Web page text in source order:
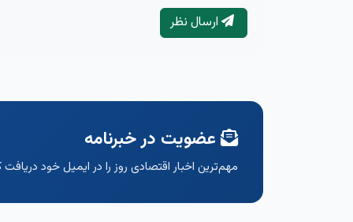
ارسال نظر
عضویت در خبرنامه
مهم‌ترین اخبار اقتصادی روز را در ایمیل خود دریافت